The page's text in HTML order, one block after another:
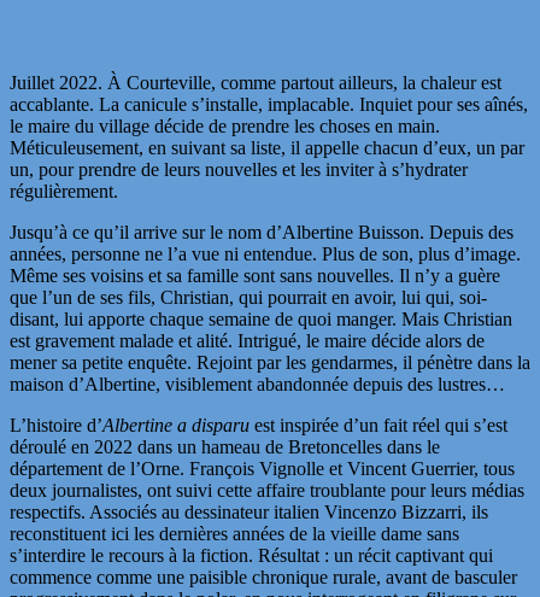
Juillet 2022. À Courteville, comme partout ailleurs, la chaleur est
accablante. La canicule s’installe, implacable. Inquiet pour ses aînés,
le maire du village décide de prendre les choses en main.
Méticuleusement, en suivant sa liste, il appelle chacun d’eux, un par
un, pour prendre de leurs nouvelles et les inviter à s’hydrater
régulièrement.
Jusqu’à ce qu’il arrive sur le nom d’Albertine Buisson. Depuis des
années, personne ne l’a vue ni entendue. Plus de son, plus d’image.
Même ses voisins et sa famille sont sans nouvelles. Il n’y a guère
que l’un de ses fils, Christian, qui pourrait en avoir, lui qui, soi-
disant, lui apporte chaque semaine de quoi manger. Mais Christian
est gravement malade et alité. Intrigué, le maire décide alors de
mener sa petite enquête. Rejoint par les gendarmes, il pénètre dans la
maison d’Albertine, visiblement abandonnée depuis des lustres…
L’histoire d’Albertine a disparu est inspirée d’un fait réel qui s’est
déroulé en 2022 dans un hameau de Bretoncelles dans le
département de l’Orne. François Vignolle et Vincent Guerrier, tous
deux journalistes, ont suivi cette affaire troublante pour leurs médias
respectifs. Associés au dessinateur italien Vincenzo Bizzarri, ils
reconstituent ici les dernières années de la vieille dame sans
s’interdire le recours à la fiction. Résultat : un récit captivant qui
commence comme une paisible chronique rurale, avant de basculer